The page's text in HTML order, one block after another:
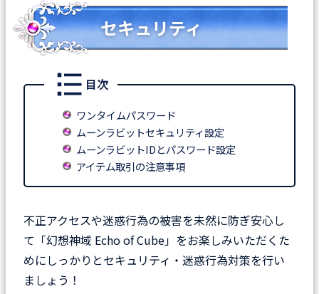
セキュリティ
目次
ワンタイムパスワード
ムーンラビットセキュリティ設定
ムーンラビットIDとパスワード設定
アイテム取引の注意事項
不正アクセスや迷惑行為の被害を未然に防ぎ安心し
て「幻想神域 Echo of Cube」をお楽しみいただくた
めにしっかりとセキュリティ・迷惑行為対策を行い
ましょう！